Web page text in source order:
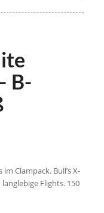
B-
Clampack. Bull’s X-
Flights. 150